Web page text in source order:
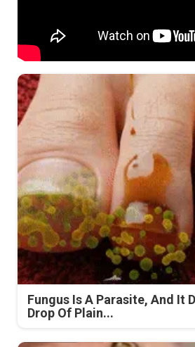
Fungus Is A Parasite, And It
Drop Of Plain...